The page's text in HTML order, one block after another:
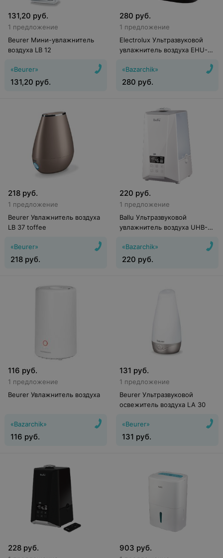
131,20 руб.
1 предложение
Beurer Мини-увлажнитель
воздуха LB 12
«Beurer»
131,20 руб.
280 руб.
1 предложение
Electrolux Ультразвуковой
увлажнитель воздуха EHU-
«Bazarchik»
280 руб.
218 руб.
1 предложение
Beurer Увлажнитель воздуха
LB 37 toffee
«Beurer»
218 руб.
220 руб.
1 предложение
Ballu Ультразвуковой
увлажнитель воздуха UHB-
«Bazarchik»
220 руб.
116 руб.
1 предложение
Beurer Увлажнитель воздуха
«Bazarchik»
116 руб.
131 руб.
1 предложение
Beurer Ультразвуковой
освежитель воздуха LA 30
«Beurer»
131 руб.
228 руб. 903 руб.